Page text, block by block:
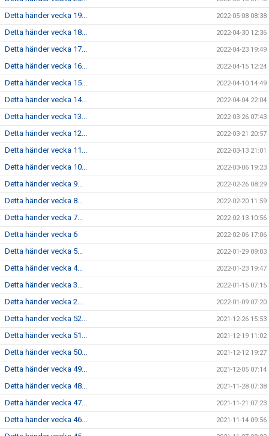
Detta händer vecka 19... 2022-05-08 08:38
Detta händer vecka 18... 2022-04-30 12:36
Detta händer vecka 17... 2022-04-23 19:49
Detta händer vecka 16... 2022-04-15 12:24
Detta händer vecka 15... 2022-04-10 14:49
Detta händer vecka 14... 2022-04-04 22:04
Detta händer vecka 13... 2022-03-26 07:43
Detta händer vecka 12... 2022-03-21 20:57
Detta händer vecka 11... 2022-03-13 21:01
Detta händer vecka 10... 2022-03-06 19:23
Detta händer vecka 9... 2022-02-26 08:29
Detta händer vecka 8... 2022-02-20 11:59
Detta händer vecka 7... 2022-02-13 10:56
Detta händer vecka 6 2022-02-06 17:06
Detta händer vecka 5... 2022-01-29 09:03
Detta händer vecka 4... 2022-01-23 19:47
Detta händer vecka 3... 2022-01-15 07:15
Detta händer vecka 2... 2022-01-09 07:20
Detta händer vecka 52... 2021-12-26 15:53
Detta händer vecka 51... 2021-12-19 11:02
Detta händer vecka 50... 2021-12-12 19:27
Detta händer vecka 49... 2021-12-05 07:14
Detta händer vecka 48... 2021-11-28 07:38
Detta händer vecka 47... 2021-11-21 07:23
Detta händer vecka 46... 2021-11-14 09:56